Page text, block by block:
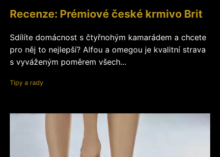
Recenze: Prémiové české krmivo Brit
Sdílíte domácnost s čtyřnohým kamarádem a chcete
pro něj to nejlepší? Alfou a omegou je kvalitní strava
s vyváženým poměrem všech...
Tipy a rady